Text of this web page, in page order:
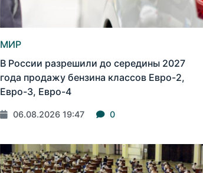
МИР
В России разрешили до середины 2027
года продажу бензина классов Евро-2,
Евро-3, Евро-4
06.08.2026 19:47 0